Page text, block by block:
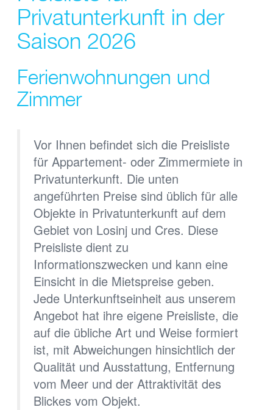
Privatunterkunft in der
Saison 2026
Ferienwohnungen und
Zimmer
Vor Ihnen befindet sich die Preisliste
für Appartement- oder Zimmermiete in
Privatunterkunft. Die unten
angeführten Preise sind üblich für alle
Objekte in Privatunterkunft auf dem
Gebiet von Losinj und Cres. Diese
Preisliste dient zu
Informationszwecken und kann eine
Einsicht in die Mietspreise geben.
Jede Unterkunftseinheit aus unserem
Angebot hat ihre eigene Preisliste, die
auf die übliche Art und Weise formiert
ist, mit Abweichungen hinsichtlich der
Qualität und Ausstattung, Entfernung
vom Meer und der Attraktivität des
Blickes vom Objekt.